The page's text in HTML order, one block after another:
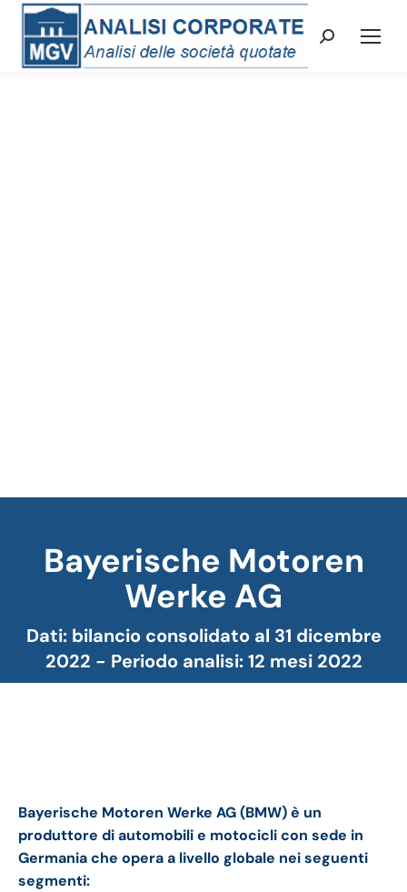
Cerca:
Bayerische Motoren
Werke AG
Dati: bilancio consolidato al 31 dicembre
2022 - Periodo analisi: 12 mesi 2022
Tu sei qui:
Bayerische Motoren Werke AG (BMW) è un
produttore di automobili e motocicli con sede in
Germania che opera a livello globale nei seguenti
segmenti: